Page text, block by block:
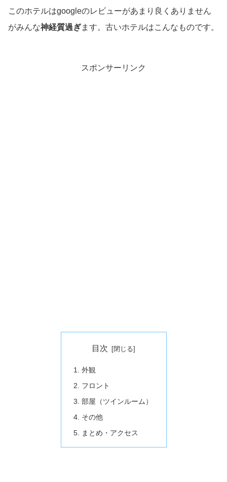
このホテルはgoogleのレビューがあまり良くありません
がみんな神経質過ぎます。古いホテルはこんなものです。
スポンサーリンク
目次
外観
フロント
部屋（ツインルーム）
その他
まとめ・アクセス